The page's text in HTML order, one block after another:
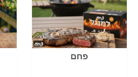
פחם